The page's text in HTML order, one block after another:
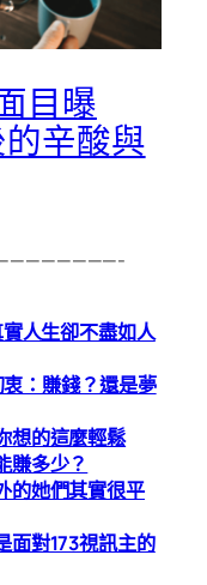
目曝
辛酸與
人生卻不盡如人
：賺錢？還是夢
想的這麼輕鬆
賺多少？
的她們其實很平
面對173視訊主的